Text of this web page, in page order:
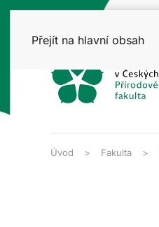
Přejít na hlavní obsah
Úvod Fakulta